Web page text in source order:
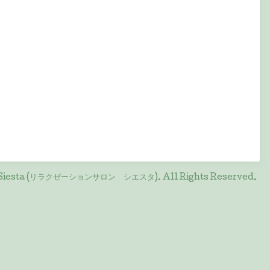
(リラクゼーションサロン シエスタ). All Rights Reserved.